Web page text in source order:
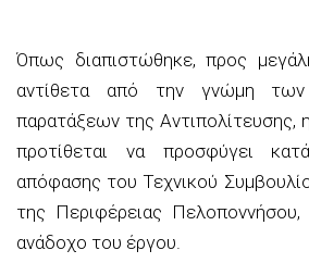
Όπως διαπιστώθηκε, προς
αντίθετα από την γνώμη
παρατάξεων της Αντιπολίτευσης,
προτίθεται να προσφύγει
απόφασης του Τεχνικού
της Περιφέρειας Πελοποννήσου,
ανάδοχο του έργου.